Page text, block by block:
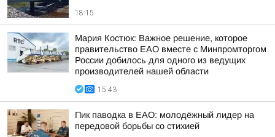
18:15
Мария Костюк: Важное решение, которое
правительство ЕАО вместе с Минпромторгом
России добилось для одного из ведущих
производителей нашей области
15:43
Пик паводка в ЕАО: молодёжный лидер на
передовой борьбы со стихией